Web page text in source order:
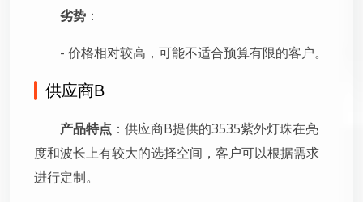
劣势 ：
- 价格相对较高，可能不适合预算有限的客户。
供应商B
产品特点 ：供应商B提供的3535紫外灯珠在亮
度和波长上有较大的选择空间，客户可以根据需求
进行定制。